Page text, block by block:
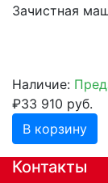
Зачистная
Наличие:
₽33 910 руб.
В корзину
Контакты